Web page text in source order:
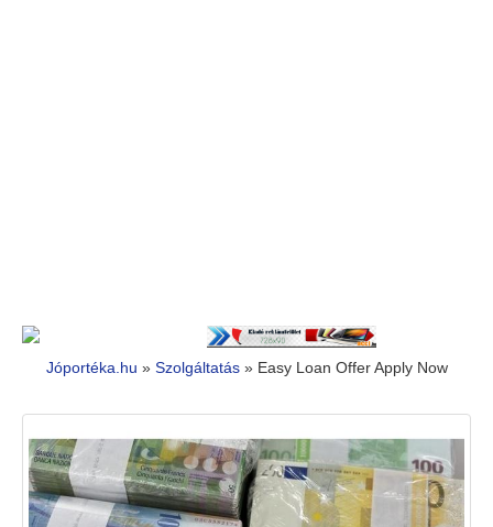
Jóportéka.hu » Szolgáltatás » Easy Loan Offer Apply Now